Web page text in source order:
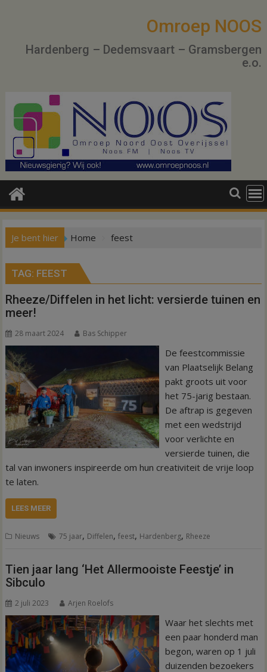
Omroep NOOS
Hardenberg – Dedemsvaart – Gramsbergen
e.o.
Je bent hier Home feest
TAG: FEEST
Rheeze/Diffelen in het licht: versierde tuinen en
meer!
28 maart 2024 Bas Schipper
De feestcommissie
van Plaatselijk Belang
pakt groots uit voor
het 75-jarig bestaan.
De aftrap is gegeven
met een wedstrijd
voor verlichte en
versierde tuinen, die
tal van inwoners inspireerde om hun creativiteit de vrije loop
te laten.
LEES MEER
Nieuws 75 jaar, Diffelen,feest, Hardenberg, Rheeze
Tien jaar lang ‘Het Allermooiste Feestje’ in
Sibculo
2 juli 2023 Arjen Roelofs
Waar het slechts met
een paar honderd man
begon, waren op 1 juli
duizenden bezoekers